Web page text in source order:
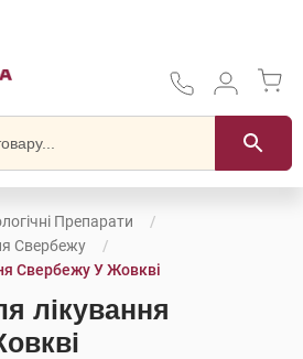
Препарати
Свербежу
Свербежу У Жовкві
лікування